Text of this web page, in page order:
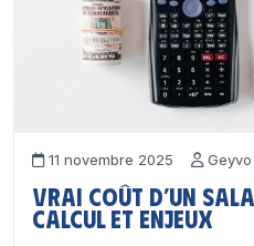
11 novembre 2025 Geyvo
Vrai coût d’un
calcul et enjeux